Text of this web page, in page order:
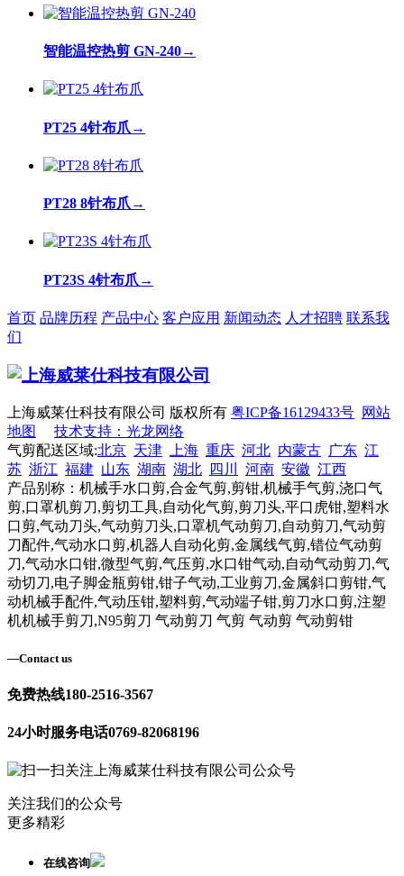
智能温控热剪 GN-240→
PT25 4针布爪 →
PT28 8针布爪 →
PT23S 4针布爪 →
首页 品牌历程 产品中心 客户应用 新闻动态 人才招聘 联系我
们
上海威莱仕科技有限公司 版权所有 粤ICP备16129433号 网站
地图
技术支持：光龙网络
气剪配送区域:北京 天津 上海 重庆 河北 内蒙古 广东 江
苏 浙江 福建 山东 湖南 湖北 四川 河南 安徽 江西
产品别称：机械手水口剪,合金气剪,剪钳,机械手气剪,浇口气
剪,口罩机剪刀,剪切工具,自动化气剪,剪刀头,平口虎钳,塑料水
口剪,气动刀头,气动剪刀头,口罩机气动剪刀,自动剪刀,气动剪
刀配件,气动水口剪,机器人自动化剪,金属线气剪,错位气动剪
刀,气动水口钳,微型气剪,气压剪,水口钳气动,自动气动剪刀,气
动切刀,电子脚金瓶剪钳,钳子气动,工业剪刀,金属斜口剪钳,气
动机械手配件,气动压钳,塑料剪,气动端子钳,剪刀水口剪,注塑
机机械手剪刀,N95剪刀 气动剪刀 气剪 气动剪 气动剪钳
—Contact us
免费热线180-2516-3567
24小时服务电话0769-82068196
关注我们的公众号
更多精彩
在线咨询